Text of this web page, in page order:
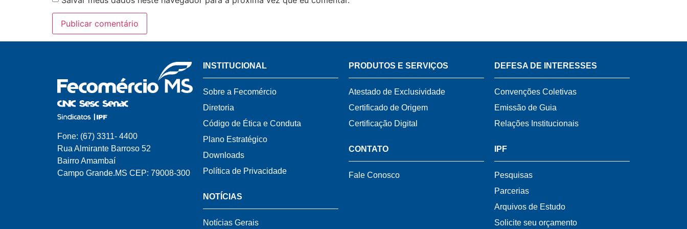
Fone: (67) 3311- 4400
Rua Almirante Barroso 52
Bairro Amambaí
Campo Grande.MS CEP: 79008-300
INSTITUCIONAL
Sobre a Fecomércio
Diretoria
Código de Ética e Conduta
Plano Estratégico
Downloads
Política de Privacidade
NOTÍCIAS
Notícias Gerais
PRODUTOS E SERVIÇOS
Atestado de Exclusividade
Certificado de Origem
Certificação Digital
CONTATO
Fale Conosco
DEFESA DE INTERESSES
Convenções Coletivas
Emissão de Guia
Relações Institucionais
IPF
Pesquisas
Parcerias
Arquivos de Estudo
Solicite seu orçamento